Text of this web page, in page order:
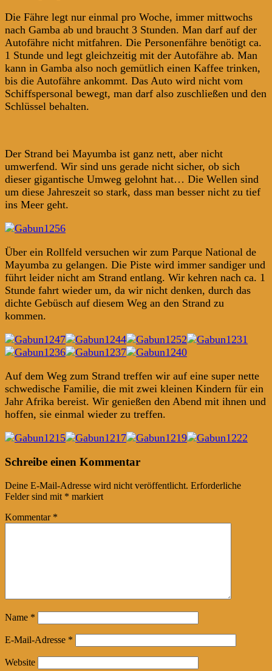
Die Fähre legt nur einmal pro Woche, immer mittwochs
nach Gamba ab und braucht 3 Stunden. Man darf auf der
Autofähre nicht mitfahren. Die Personenfähre benötigt ca.
1 Stunde und legt gleichzeitig mit der Autofähre ab. Man
kann in Gamba also noch gemütlich einen Kaffee trinken,
bis die Autofähre ankommt. Das Auto wird nicht vom
Schiffspersonal bewegt, man darf also zuschließen und den
Schlüssel behalten.
Der Strand bei Mayumba ist ganz nett, aber nicht
umwerfend. Wir sind uns gerade nicht sicher, ob sich
dieser gigantische Umweg gelohnt hat… Die Wellen sind
um diese Jahreszeit so stark, dass man besser nicht zu tief
ins Meer geht.
Über ein Rollfeld versuchen wir zum Parque National de
Mayumba zu gelangen. Die Piste wird immer sandiger und
führt leider nicht am Strand entlang. Wir kehren nach ca. 1
Stunde fahrt wieder um, da wir nicht denken, durch das
dichte Gebüsch auf diesem Weg an den Strand zu
kommen.
Auf dem Weg zum Strand treffen wir auf eine super nette
schwedische Familie, die mit zwei kleinen Kindern für ein
Jahr Afrika bereist. Wir genießen den Abend mit ihnen und
hoffen, sie einmal wieder zu treffen.
Post
navigation
←
→
Schreibe einen Kommentar
Deine E-Mail-Adresse wird nicht veröffentlicht. Erforderliche
Felder sind mit * markiert
Kommentar *
Name *
E-Mail-Adresse *
Website